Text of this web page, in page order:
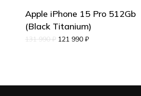
Apple iPhone 15 Pro 512Gb
(Black Titanium)
131 990₽ 121 990 ₽